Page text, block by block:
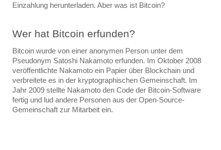
Einzahlung herunterladen. Aber was ist Bitcoin?
Wer hat Bitcoin erfunden?
Bitcoin wurde von einer anonymen Person unter dem
Pseudonym Satoshi Nakamoto erfunden. Im Oktober 2008
veröffentlichte Nakamoto ein Papier über Blockchain und
verbreitete es in der kryptographischen Gemeinschaft. Im
Jahr 2009 stellte Nakamoto den Code der Bitcoin-Software
fertig und lud andere Personen aus der Open-Source-
Gemeinschaft zur Mitarbeit ein.